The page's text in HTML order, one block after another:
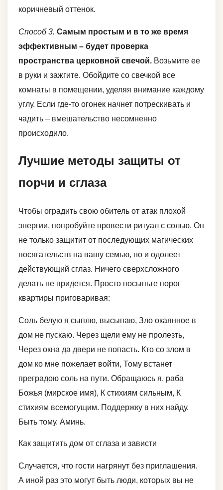
коричневый оттенок.
Способ 3. Самым простым и в то же время
эффективным – будет проверка
пространства церковной свечой. Возьмите ее
в руки и зажгите. Обойдите со свечкой все
комнаты в помещении, уделяя внимание каждому
углу. Если где-то огонек начнет потрескивать и
чадить – вмешательство несомненно
происходило.
Лучшие методы защиты от
порчи и сглаза
Чтобы оградить свою обитель от атак плохой
энергии, попробуйте провести ритуал с солью. Он
не только защитит от последующих магических
посягательств на вашу семью, но и одолеет
действующий сглаз. Ничего сверхсложного
делать не придется. Просто посыпьте порог
квартиры приговаривая:
Соль белую я сыплю, высыпаю, Зло окаянное в
дом не пускаю. Через щели ему не пролезть,
Через окна да двери не попасть. Кто со злом в
дом ко мне пожелает войти, Тому встанет
преградою соль на пути. Обращаюсь я, раба
Божья (мирское имя), К стихиям сильным, К
стихиям всемогущим. Поддержку в них найду.
Быть тому. Аминь.
Как защитить дом от сглаза и зависти
Случается, что гости нагрянут без приглашения.
А иной раз это могут быть люди, которых вы не